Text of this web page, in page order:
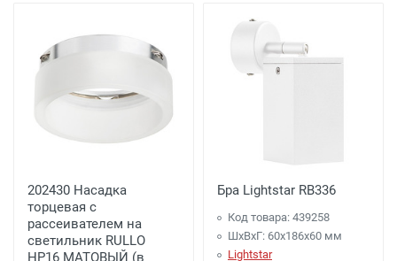
202430 Насадка
торцевая с
рассеивателем на
светильник RULLO
HP16 МАТОВЫЙ (в
Бра Lightstar RB336
Код товара: 439258
ШхВхГ: 60x186x60 мм
Lightstar